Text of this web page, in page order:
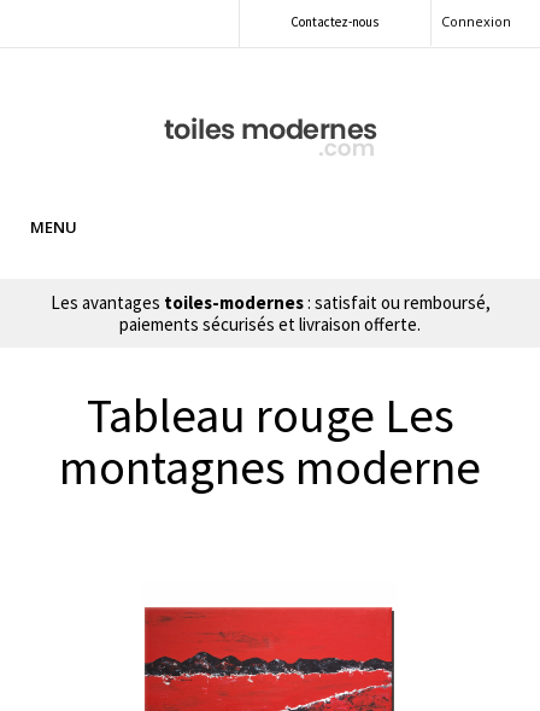
Connexion
Contactez-nous
MENU
Les avantages toiles-modernes: satisfait ou remboursé,
paiements sécurisés et livraison offerte.
Tableau rouge Les
montagnes moderne